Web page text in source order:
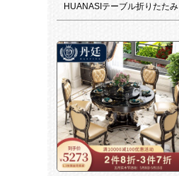
HUANASIテーブル折りたたみ
たテーブルとテーブルセット
テーブルとテーブルテーブル
テーブルのセットの小さなテ
ーブル焼き石テーブルは、電
磁炉なしで1.2メートルのテー
ブルです。